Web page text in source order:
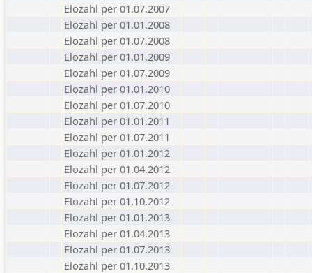
Elozahl per 01.07.2007
Elozahl per 01.01.2008
Elozahl per 01.07.2008
Elozahl per 01.01.2009
Elozahl per 01.07.2009
Elozahl per 01.01.2010
Elozahl per 01.07.2010
Elozahl per 01.01.2011
Elozahl per 01.07.2011
Elozahl per 01.01.2012
Elozahl per 01.04.2012
Elozahl per 01.07.2012
Elozahl per 01.10.2012
Elozahl per 01.01.2013
Elozahl per 01.04.2013
Elozahl per 01.07.2013
Elozahl per 01.10.2013